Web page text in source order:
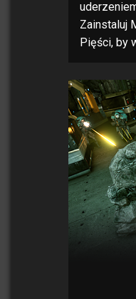
Zainstaluj
Pięści, by